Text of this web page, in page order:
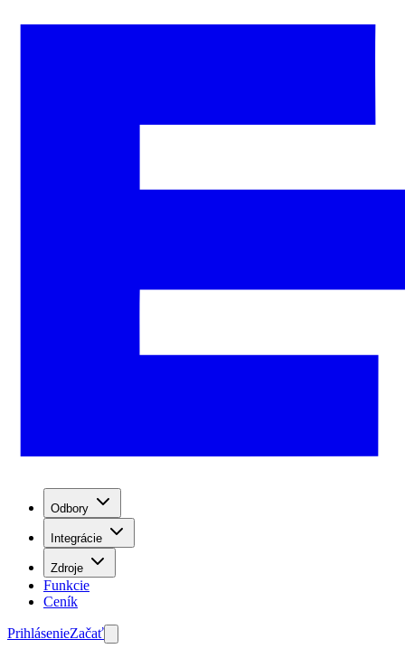
Odbory
Integrácie
Zdroje
Funkcie
Ceník
PrihlásenieZačať